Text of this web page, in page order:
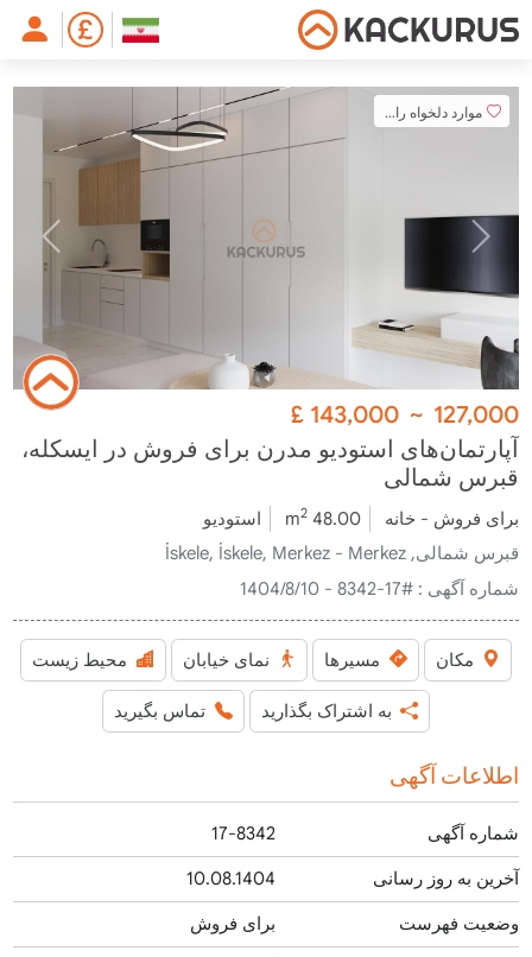
موارد دلخواه را اضافه کنید
127,000
~
143,000
£
آپارتمان‌های استودیو مدرن برای فروش در ایسکله،
قبرس شمالی
برای فروش - خانه 48.00 m
2
استودیو
قبرس شمالی, İskele, İskele, Merkez - Merkez
شماره آگهی : #17-8342 - 1404/8/10
مکان مسیرها نمای خیابان محیط زیست
به اشتراک بگذارید تماس بگیرید
اطلاعات آگهی
شماره آگهی 17-8342
آخرین به روز رسانی 10.08.1404
وضعیت فهرست برای فروش